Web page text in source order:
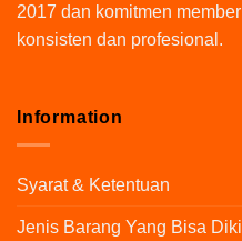
2017 dan komitmen
konsisten dan profesional.
Information
Syarat & Ketentuan
Jenis Barang Yang Bisa